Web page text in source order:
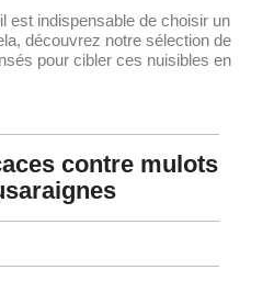
est indispensable de choisir un
découvrez notre sélection de
pour cibler ces nuisibles en
contre mulots